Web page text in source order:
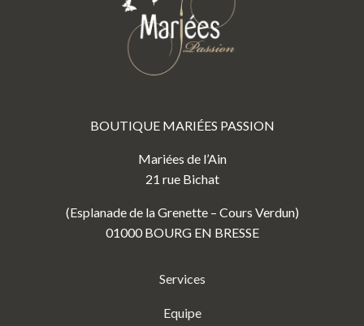
BOUTIQUE MARIÉES PASSION
Mariées de l’Ain
21 rue Bichat
(Esplanade de la Grenette – Cours Verdun)
01000 BOURG EN BRESSE
Services
Equipe